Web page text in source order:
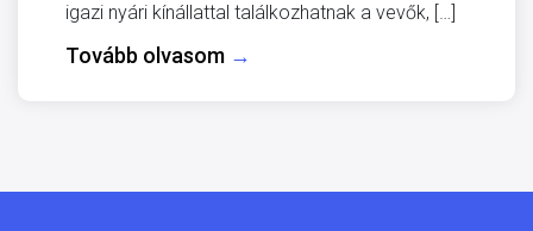
igazi nyári kínállattal találkozhatnak a vevők, […]
Tovább olvasom →